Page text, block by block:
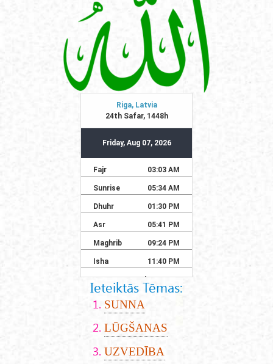
Ieteiktās Tēmas:
SUNNA
LŪGŠANAS
UZVEDĪBA